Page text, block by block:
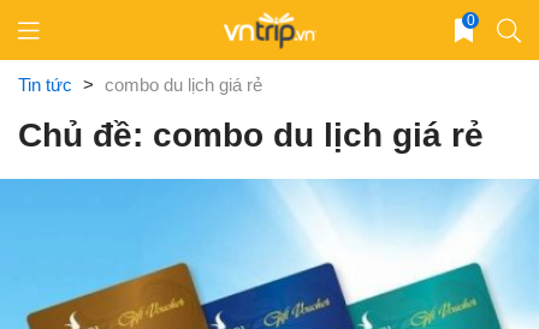
content
0
Tin tức > combo du lịch giá rẻ
Chủ đề: combo du lịch giá rẻ